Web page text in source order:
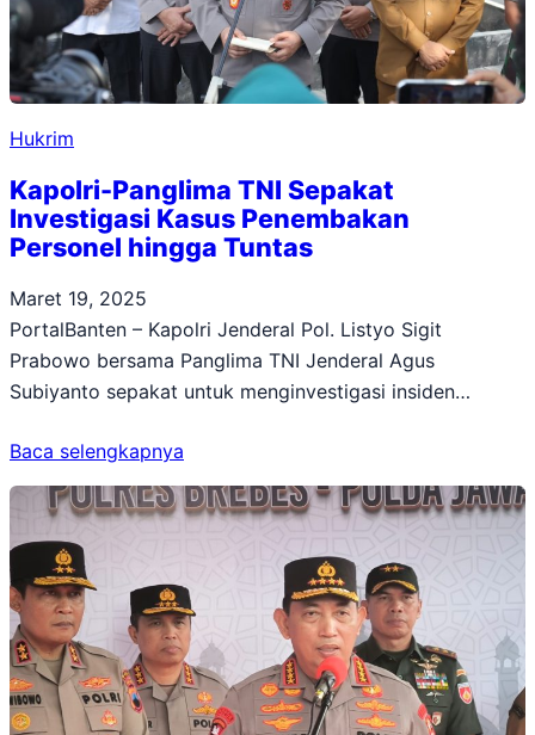
Hukrim
Kapolri-Panglima TNI Sepakat
Investigasi Kasus Penembakan
Personel hingga Tuntas
Maret 19, 2025
PortalBanten – Kapolri Jenderal Pol. Listyo Sigit
Prabowo bersama Panglima TNI Jenderal Agus
Subiyanto sepakat untuk menginvestigasi insiden…
Baca selengkapnya